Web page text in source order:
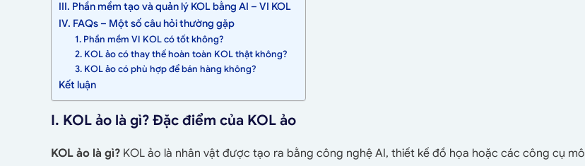
III. Phần mềm tạo và quản lý KOL bằng AI – VI KOL
IV. FAQs – Một số câu hỏi thường gặp
1. Phần mềm VI KOL có tốt không?
2. KOL ảo có thay thế hoàn toàn KOL thật không?
3. KOL ảo có phù hợp để bán hàng không?
Kết luận
I. KOL ảo là gì? Đặc điểm của KOL ảo
KOL ảo là gì? KOL ảo là nhân vật được tạo ra bằng công nghệ AI, thiết kế đồ họa hoặc các công cụ mô